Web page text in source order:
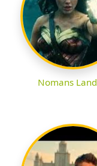
Nomans Land